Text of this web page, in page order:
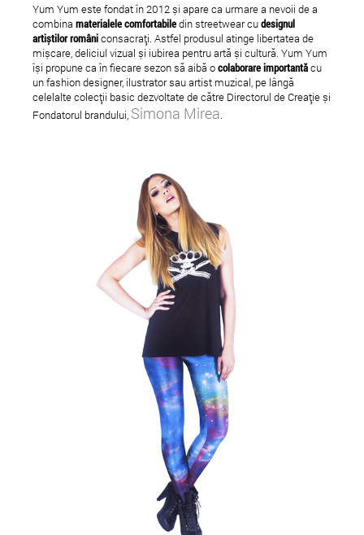
Intimni osvetlni (Lumină
intimă) la Cineclub FILM
MENU
HYBRIDS - Festival
Internațional de
Fotografie, Videoart
Pictură
Castigatorii NexT 2011
Yum Yum este fondat în 2012 și apare ca urmare a nevoii de a
combina materialele comfortabiledin streetwear cudesignul
artiștilor româniconsacrați. Astfel produsul atinge libertatea de
mișcare, deliciul vizual și iubirea pentru artă și cultură. Yum Yum
își propune ca în fiecare sezon să aibă ocolaborare importantăcu
un fashion designer, ilustrator sau artist muzical, pe lângă
celelalte colecții basic dezvoltate de către Directorul de Creație și
Fondatorul brandului, Simona Mirea.